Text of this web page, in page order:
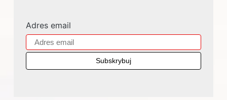
Adres email